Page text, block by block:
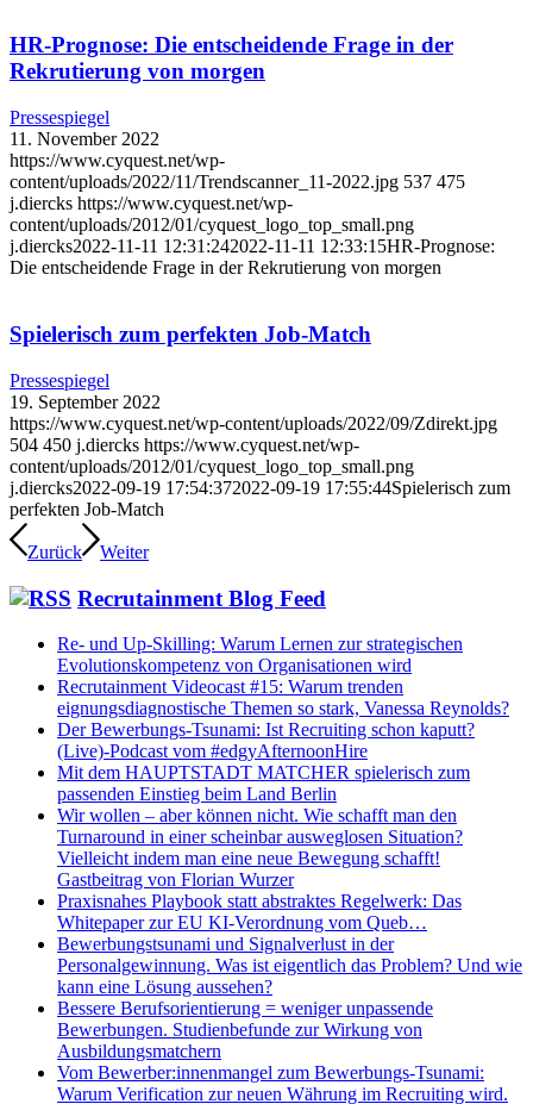
HR-Prognose: Die entscheidende Frage in der
Rekrutierung von morgen
Pressespiegel
11. November 2022
https://www.cyquest.net/wp-
content/uploads/2022/11/Trendscanner_11-2022.jpg 537 475
j.diercks https://www.cyquest.net/wp-
content/uploads/2012/01/cyquest_logo_top_small.png
j.diercks2022-11-11 12:31:242022-11-11 12:33:15HR-Prognose:
Die entscheidende Frage in der Rekrutierung von morgen
Spielerisch zum perfekten Job-Match
Pressespiegel
19. September 2022
https://www.cyquest.net/wp-content/uploads/2022/09/Zdirekt.jpg
504 450 j.diercks https://www.cyquest.net/wp-
content/uploads/2012/01/cyquest_logo_top_small.png
j.diercks2022-09-19 17:54:372022-09-19 17:55:44Spielerisch zum
perfekten Job-Match
Zurück Weiter
Recrutainment Blog Feed
Re- und Up-Skilling: Warum Lernen zur strategischen
Evolutionskompetenz von Organisationen wird
Recrutainment Videocast #15: Warum trenden
eignungsdiagnostische Themen so stark, Vanessa Reynolds?
Der Bewerbungs-Tsunami: Ist Recruiting schon kaputt?
(Live)-Podcast vom #edgyAfternoonHire
Mit dem HAUPTSTADT MATCHER spielerisch zum
passenden Einstieg beim Land Berlin
Wir wollen – aber können nicht. Wie schafft man den
Turnaround in einer scheinbar ausweglosen Situation?
Vielleicht indem man eine neue Bewegung schafft!
Gastbeitrag von Florian Wurzer
Praxisnahes Playbook statt abstraktes Regelwerk: Das
Whitepaper zur EU KI-Verordnung vom Queb…
Bewerbungstsunami und Signalverlust in der
Personalgewinnung. Was ist eigentlich das Problem? Und wie
kann eine Lösung aussehen?
Bessere Berufsorientierung = weniger unpassende
Bewerbungen. Studienbefunde zur Wirkung von
Ausbildungsmatchern
Vom Bewerber:innenmangel zum Bewerbungs-Tsunami:
Warum Verification zur neuen Währung im Recruiting wird.